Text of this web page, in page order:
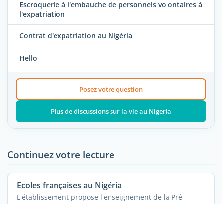
Escroquerie à l'embauche de personnels volontaires à
l'expatriation
Contrat d'expatriation au Nigéria
Hello
Posez votre question
Plus de discussions sur la vie au Nigeria
Continuez votre lecture
Ecoles françaises au Nigéria
L'établissement propose l'enseignement de la Pré-